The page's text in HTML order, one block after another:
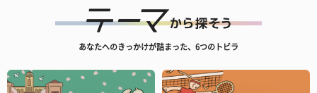
あなたへのきっかけが詰まった、6つのトビラ